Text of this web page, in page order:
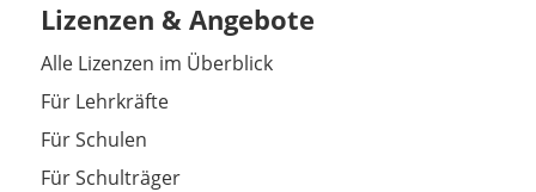
Lizenzen & Angebote
Alle Lizenzen im Überblick
Für Lehrkräfte
Für Schulen
Für Schulträger